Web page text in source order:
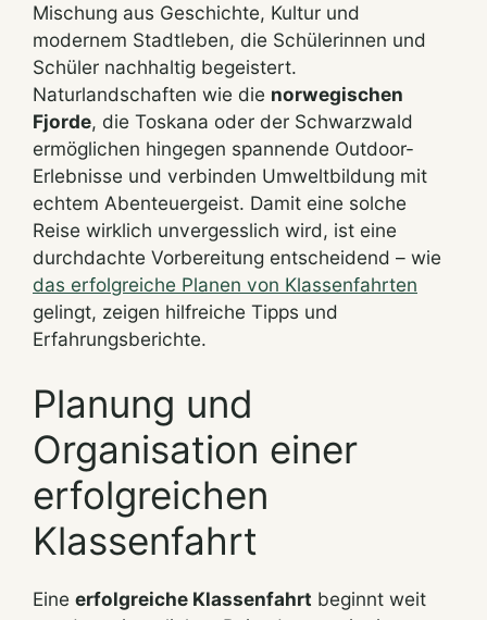
Mischung aus Geschichte, Kultur und
modernem Stadtleben, die Schülerinnen und
Schüler nachhaltig begeistert.
Naturlandschaften wie die norwegischen
Fjorde, die Toskana oder der Schwarzwald
ermöglichen hingegen spannende Outdoor-
Erlebnisse und verbinden Umweltbildung mit
echtem Abenteuergeist. Damit eine solche
Reise wirklich unvergesslich wird, ist eine
durchdachte Vorbereitung entscheidend – wie
das erfolgreiche Planen von Klassenfahrten
gelingt, zeigen hilfreiche Tipps und
Erfahrungsberichte.
Planung und
Organisation einer
erfolgreichen
Klassenfahrt
Eine erfolgreiche Klassenfahrt beginnt weit